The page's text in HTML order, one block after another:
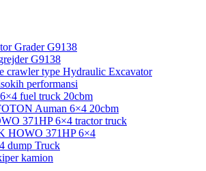
G9138
performansi
Auman 6×4 20cbm
HOWO 371HP 6×4
kamion